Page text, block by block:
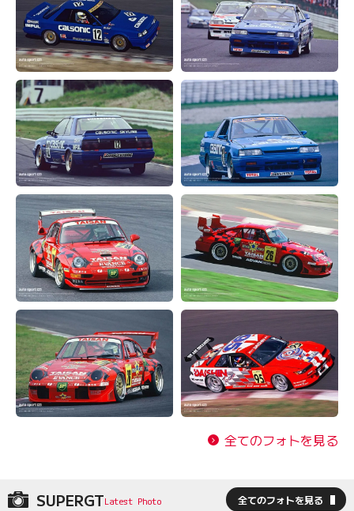
全てのフォトを見る
SUPERGT 全てのフォトを見る